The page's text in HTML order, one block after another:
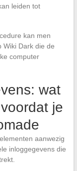
leiden tot
kan men
Wiki Dark die de
computer
wat
je
aanwezig
inloggegevens die